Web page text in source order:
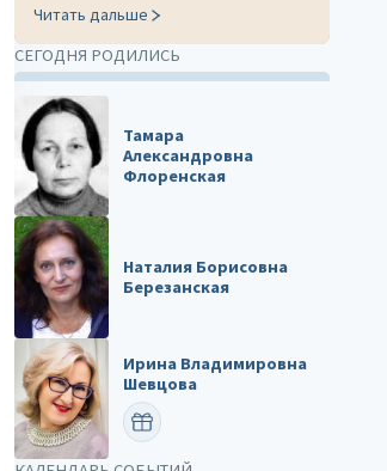
Читать дальше
СЕГОДНЯ РОДИЛИСЬ
Тамара
Александровна
Флоренская
Наталия Борисовна
Березанская
Ирина Владимировна
Шевцова
ПОЗДРАВИТЬ